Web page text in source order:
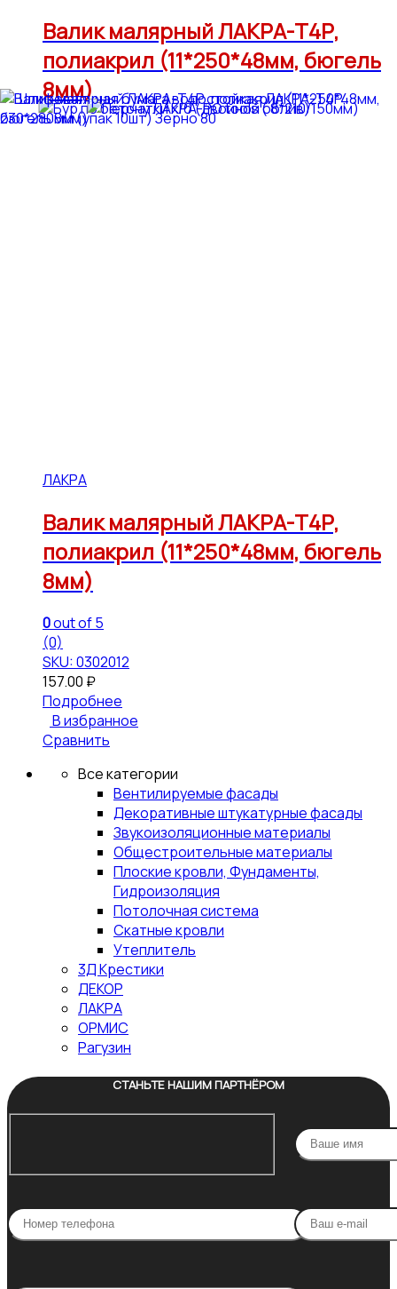
Валик малярный ЛАКРА-Т4Р,
полиакрил (11*250*48мм, бюгель
8мм)
ЛАКРА
Валик малярный ЛАКРА-Т4Р,
полиакрил (11*250*48мм, бюгель
8мм)
0out of 5
(0)
SKU: 0302012
157.00 ₽
Подробнее
В избранное
Сравнить
Все категории
Вентилируемые фасады
Декоративные штукатурные фасады
Звукоизоляционные материалы
Общестроительные материалы
Плоские кровли, Фундаменты,
Гидроизоляция
Потолочная система
Скатные кровли
Утеплитель
3Д Крестики
ДЕКОР
ЛАКРА
ОРМИС
Рагузин
СТАНЬТЕ НАШИМ ПАРТНЁРОМ